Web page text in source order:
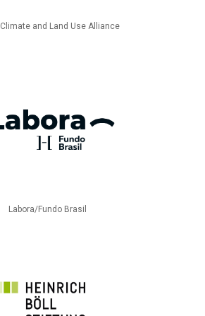
and Land Use Alliance
Labora/Fundo Brasil